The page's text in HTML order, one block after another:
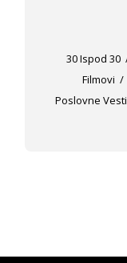
30 Ispod 30
Filmovi
Poslovne Vesti